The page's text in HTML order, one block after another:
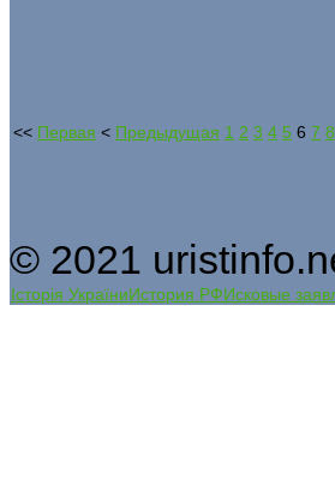
<< Первая < Предыдущая 1 2 3 4 5 6 7 8
© 2021
Історія УкраїниИстория РФИсковые